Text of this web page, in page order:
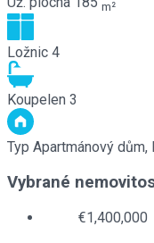
m²
Ložnic 4
Koupelen 3
Typ Apartmánový dům,
Vybrané
€1,400,000